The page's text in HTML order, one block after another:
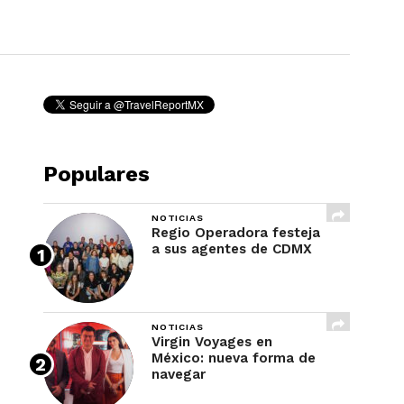
Populares
NOTICIAS
Regio Operadora festeja
a sus agentes de CDMX
NOTICIAS
Virgin Voyages en
México: nueva forma de
navegar